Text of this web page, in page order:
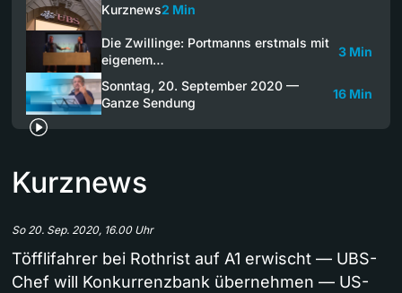
Kurznews2 Min
Die Zwillinge: Portmanns erstmals mit
eigenem…
3 Min
Sonntag, 20. September 2020 —
Ganze Sendung
16 Min
Kurznews
So 20. Sep. 2020, 16.00 Uhr
Töfflifahrer bei Rothrist auf A1 erwischt — UBS-
Chef will Konkurrenzbank übernehmen — US-